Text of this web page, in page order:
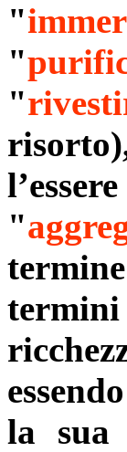
"
"
"
"
termini
la